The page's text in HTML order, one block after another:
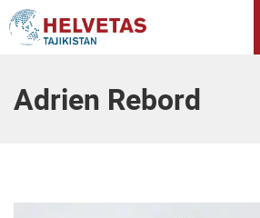
Adrien Rebord